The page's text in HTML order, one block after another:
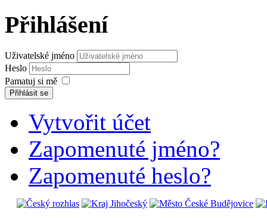
Přihlášení
Uživatelské jméno
Heslo
Pamatuj si mě
Přihlásit se
Vytvořit účet
Zapomenuté jméno?
Zapomenuté heslo?